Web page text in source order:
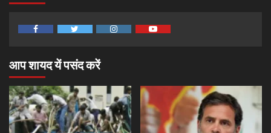
आप शायद यें पसंद करें